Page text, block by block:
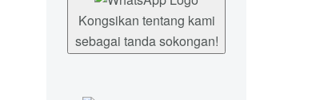
Kongsikan tentang kami
sebagai tanda sokongan!